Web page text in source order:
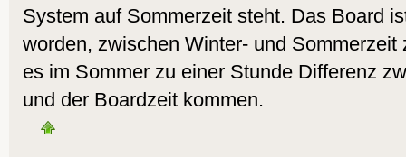
System auf Sommerzeit steht. Das Board
worden, zwischen Winter- und Sommerzeit
es im Sommer zu einer Stunde Differenz
und der Boardzeit kommen.